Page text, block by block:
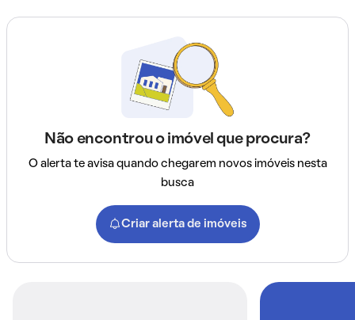
Não encontrou o imóvel que procura?
O alerta te avisa quando chegarem novos imóveis nesta
busca
Criar alerta de imóveis